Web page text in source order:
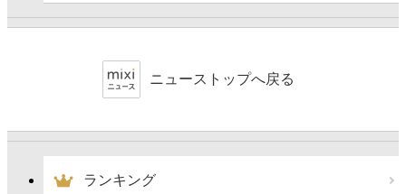
ニューストップへ戻る
ランキング